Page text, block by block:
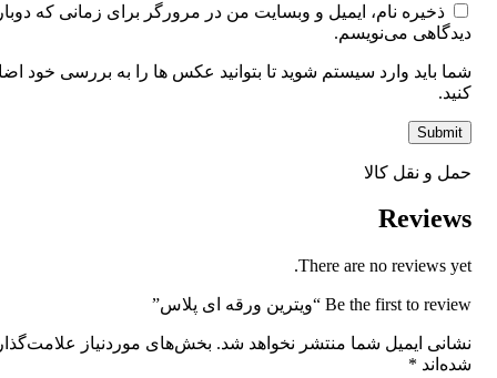
ذخیره نام، ایمیل و وبسایت من در مرورگر برای زمانی که
دیدگاهی می‌نویسم.
شما باید وارد سیستم شوید تا بتوانید عکس ها را به بررسی خود
کنید.
حمل و نقل کالا
Reviews
There are no reviews yet.
Be the first to review “ویترین ورقه ای پلاس”
نشانی ایمیل شما منتشر نخواهد شد. بخش‌های موردنیاز
شده‌اند *